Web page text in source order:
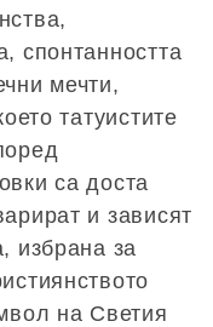
спонтанността
мечти,
татуистите
са доста
и зависят
избрана за
на Светия